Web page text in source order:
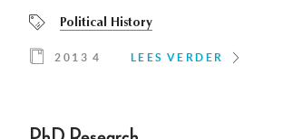
Political History
2013 4 LEES VERDER